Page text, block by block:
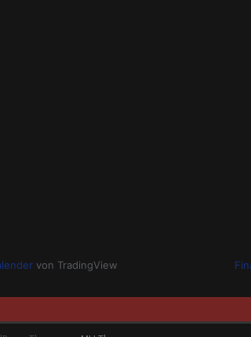
von TradingView